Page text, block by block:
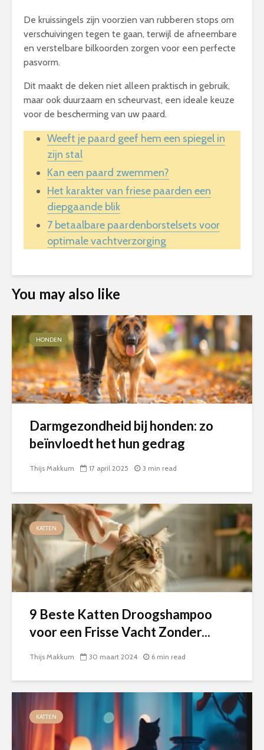
De kruissingels zijn voorzien van rubberen stops om
verschuivingen tegen te gaan, terwijl de afneembare
en verstelbare bilkoorden zorgen voor een perfecte
pasvorm.
Dit maakt de deken niet alleen praktisch in gebruik,
maar ook duurzaam en scheurvast, een ideale keuze
voor de bescherming van uw paard.
Weeft je paard geef hem een spiegel in
zijn stal
Kan een paard zwemmen?
Het karakter van friese paarden een
diepgaande blik
7 betaalbare paardenborstelsets voor
optimale vachtverzorging
You may also like
HONDEN
Darmgezondheid bij honden: zo
beïnvloedt het hun gedrag
Thijs Makkum 17 april 2025 3 min read
KATTEN
9 Beste Katten Droogshampoo
voor een Frisse Vacht Zonder...
Thijs Makkum 30 maart 2024 6 min read
KATTEN